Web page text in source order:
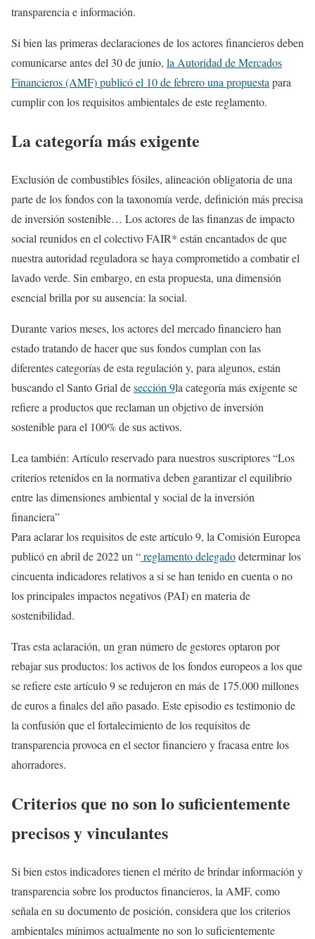
transparencia e información.
Si bien las primeras declaraciones de los actores financieros deben
comunicarse antes del 30 de junio, la Autoridad de Mercados
Financieros (AMF) publicó el 10 de febrero una propuesta para
cumplir con los requisitos ambientales de este reglamento.
La categoría más exigente
Exclusión de combustibles fósiles, alineación obligatoria de una
parte de los fondos con la taxonomía verde, definición más precisa
de inversión sostenible… Los actores de las finanzas de impacto
social reunidos en el colectivo FAIR* están encantados de que
nuestra autoridad reguladora se haya comprometido a combatir el
lavado verde. Sin embargo, en esta propuesta, una dimensión
esencial brilla por su ausencia: la social.
Durante varios meses, los actores del mercado financiero han
estado tratando de hacer que sus fondos cumplan con las
diferentes categorías de esta regulación y, para algunos, están
buscando el Santo Grial desección 9la categoría más exigente se
refiere a productos que reclaman un objetivo de inversión
sostenible para el 100% de sus activos.
Lea también: Artículo reservado para nuestros suscriptores“Los
criterios retenidos en la normativa deben garantizar el equilibrio
entre las dimensiones ambiental y social de la inversión
financiera”
Para aclarar los requisitos de este artículo 9, la Comisión Europea
publicó en abril de 2022 un “reglamento delegadodeterminar los
cincuenta indicadores relativos a si se han tenido en cuenta o no
los principales impactos negativos (PAI) en materia de
sostenibilidad.
Tras esta aclaración, un gran número de gestores optaron por
rebajar sus productos: los activos de los fondos europeos a los que
se refiere este artículo 9 se redujeron en más de 175.000 millones
de euros a finales del año pasado. Este episodio es testimonio de
la confusión que el fortalecimiento de los requisitos de
transparencia provoca en el sector financiero y fracasa entre los
ahorradores.
Criterios que no son lo suficientemente
precisos y vinculantes
Si bien estos indicadores tienen el mérito de brindar información y
transparencia sobre los productos financieros, la AMF, como
señala en su documento de posición, considera que los criterios
ambientales mínimos actualmente no son lo suficientemente